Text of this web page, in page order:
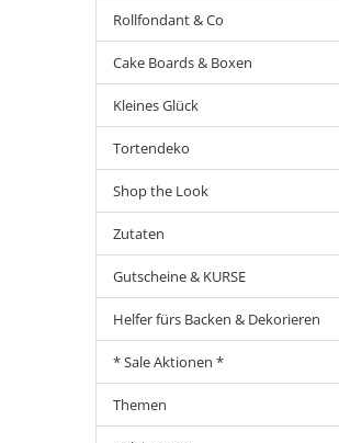
Rollfondant & Co
Cake Boards & Boxen
Kleines Glück
Tortendeko
Shop the Look
Zutaten
Gutscheine & KURSE
Helfer fürs Backen & Dekorieren
* Sale Aktionen *
Themen